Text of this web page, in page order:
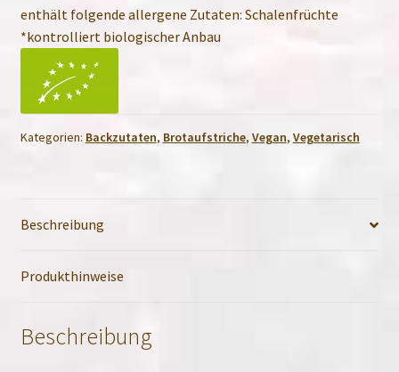
enthält folgende allergene Zutaten: Schalenfrüchte
*kontrolliert biologischer Anbau
Kategorien: Backzutaten, Brotaufstriche, Vegan, Vegetarisch
Beschreibung
Produkthinweise
Beschreibung